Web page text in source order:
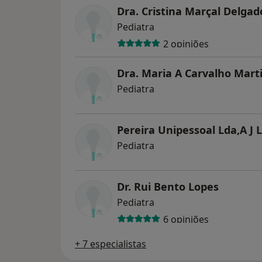
Dra. Cristina Marçal
Pediatra
2 opiniões
Dra. Maria A Carvalho
Pediatra
Pereira Unipessoal Lda,A J L
Pediatra
Dr. Rui Bento Lopes
Pediatra
6 opiniões
+ 7 especialistas